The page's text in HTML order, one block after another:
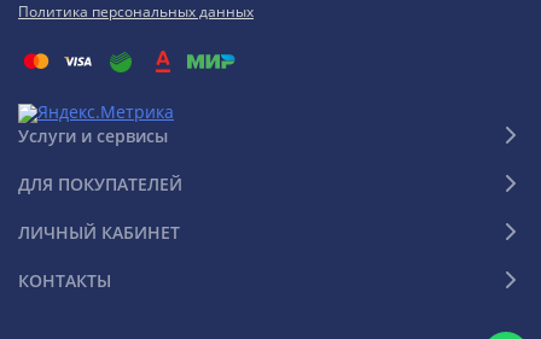
Политика персональных данных
Услуги и сервисы
ДЛЯ ПОКУПАТЕЛЕЙ
ЛИЧНЫЙ КАБИНЕТ
КОНТАКТЫ